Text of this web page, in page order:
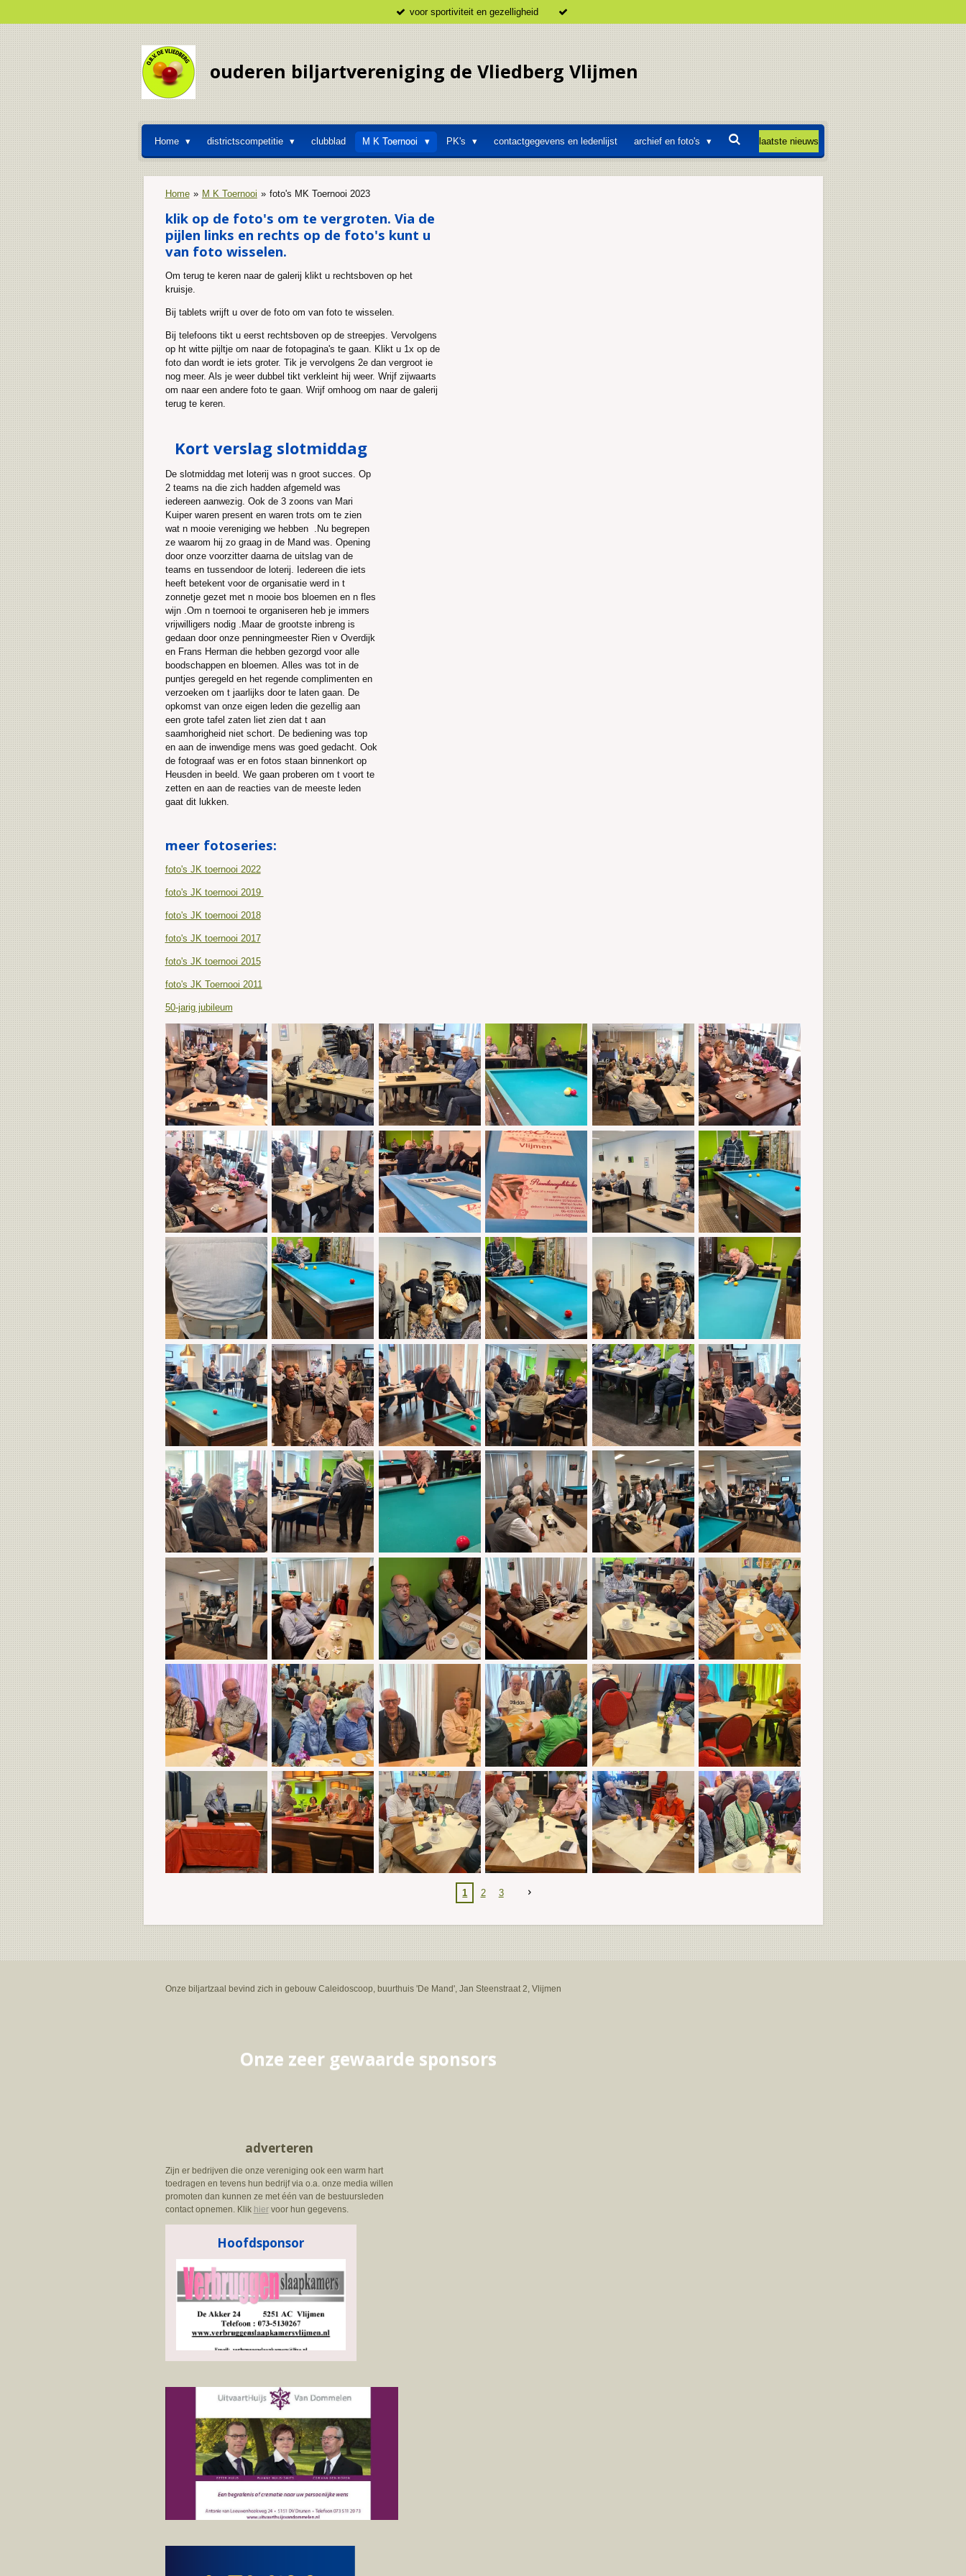
direct
voor sportiviteit en gezelligheid
ouderen biljartvereniging de Vliedberg Vlijmen
Home districtscompetitie clubblad M K Toernooi PK's contactgegevens en ledenlijst archief en foto's laatste nieuws
Home » M K Toernooi » foto's MK Toernooi 2023
klik op de foto's om te vergroten. Via de
pijlen links en rechts op de foto's kunt u
van foto wisselen.
Om terug te keren naar de galerij klikt u rechtsboven op het
kruisje.
Bij tablets wrijft u over de foto om van foto te wisselen.
Bij telefoons tikt u eerst rechtsboven op de streepjes. Vervolgens
op ht witte pijltje om naar de fotopagina's te gaan. Klikt u 1x op de
foto dan wordt ie iets groter. Tik je vervolgens 2e dan vergroot ie
nog meer. Als je weer dubbel tikt verkleint hij weer. Wrijf zijwaarts
om naar een andere foto te gaan. Wrijf omhoog om naar de galerij
terug te keren.
Kort verslag slotmiddag
De slotmiddag met loterij was n groot succes. Op
2 teams na die zich hadden afgemeld was
iedereen aanwezig. Ook de 3 zoons van Mari
Kuiper waren present en waren trots om te zien
wat n mooie vereniging we hebben .Nu begrepen
ze waarom hij zo graag in de Mand was. Opening
door onze voorzitter daarna de uitslag van de
teams en tussendoor de loterij. Iedereen die iets
heeft betekent voor de organisatie werd in t
zonnetje gezet met n mooie bos bloemen en n fles
wijn .Om n toernooi te organiseren heb je immers
vrijwilligers nodig .Maar de grootste inbreng is
gedaan door onze penningmeester Rien v Overdijk
en Frans Herman die hebben gezorgd voor alle
boodschappen en bloemen. Alles was tot in de
puntjes geregeld en het regende complimenten en
verzoeken om t jaarlijks door te laten gaan. De
opkomst van onze eigen leden die gezellig aan
een grote tafel zaten liet zien dat t aan
saamhorigheid niet schort. De bediening was top
en aan de inwendige mens was goed gedacht. Ook
de fotograaf was er en fotos staan binnenkort op
Heusden in beeld. We gaan proberen om t voort te
zetten en aan de reacties van de meeste leden
gaat dit lukken.
meer fotoseries:
foto's JK toernooi 2022
foto's JK toernooi 2019
foto's JK toernooi 2018
foto's JK toernooi 2017
foto's JK toernooi 2015
foto's JK Toernooi 2011
50-jarig jubileum
1 2 3
Onze biljartzaal bevind zich in gebouw Caleidoscoop, buurthuis 'De Mand', Jan Steenstraat 2, Vlijmen
Onze zeer gewaarde sponsors
adverteren
Zijn er bedrijven die onze vereniging ook een warm hart
toedragen en tevens hun bedrijf via o.a. onze media willen
promoten dan kunnen ze met één van de bestuursleden
contact opnemen. Klik hiervoor hun gegevens.
Hoofdsponsor